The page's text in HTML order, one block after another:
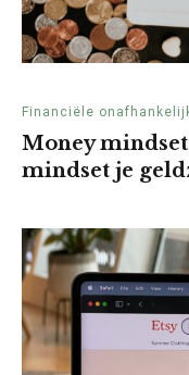
Financiële
Money
mindset je